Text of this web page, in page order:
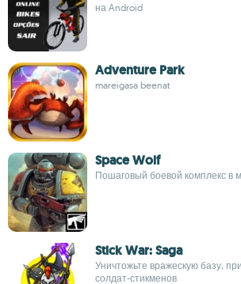
на Android
Adventure Park
mareigasa beenat
Space Wolf
Пошаговый боевой комплекс в
Stick War: Saga
Уничтожьте вражескую базу,
солдат-стикменов